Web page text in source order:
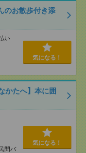
のお散歩付き添
い
気になる！
かたへ】本に囲
間バ
気になる！